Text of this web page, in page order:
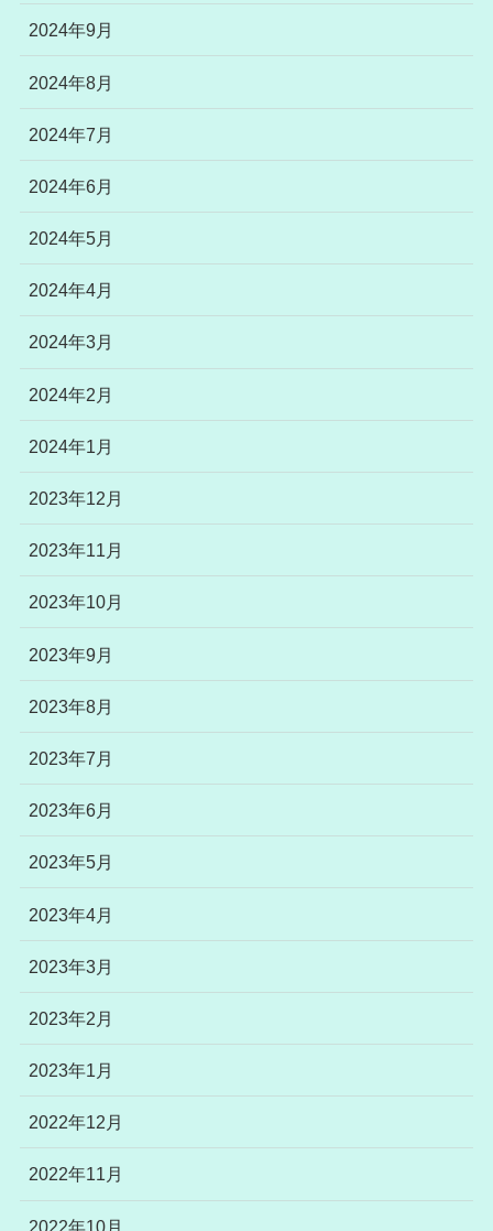
2024年9月
2024年8月
2024年7月
2024年6月
2024年5月
2024年4月
2024年3月
2024年2月
2024年1月
2023年12月
2023年11月
2023年10月
2023年9月
2023年8月
2023年7月
2023年6月
2023年5月
2023年4月
2023年3月
2023年2月
2023年1月
2022年12月
2022年11月
2022年10月